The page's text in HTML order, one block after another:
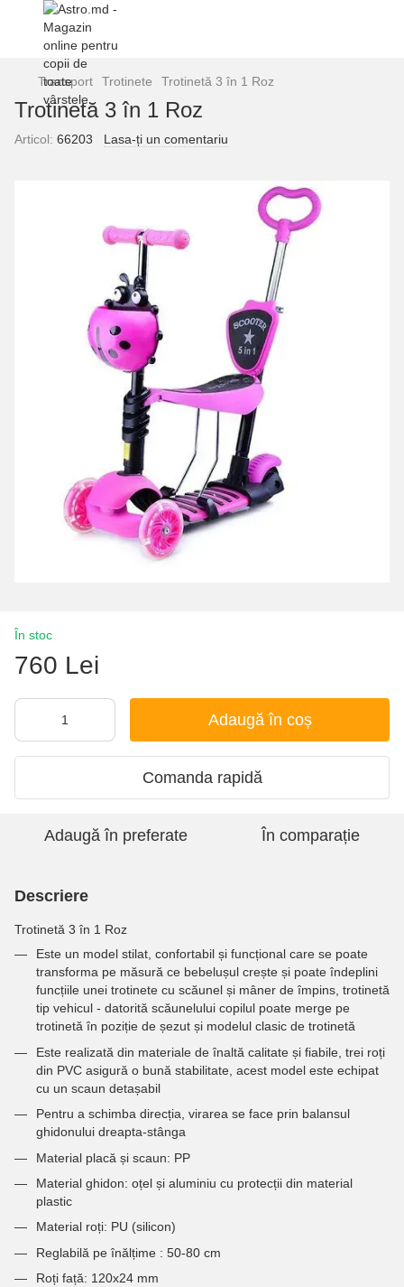
Transport Trotinete Trotinetă 3 în 1 Roz
Trotinetă 3 în 1 Roz
Articol: 66203 Lasa-ți un comentariu
În stoc
760 Lei
Adaugă în coș
Comanda rapidă
Adaugă în preferate În comparație
Descriere
Trotinetă 3 în 1 Roz
Este un model stilat, confortabil și funcțional care se poate
transforma pe măsură ce bebelușul crește și poate îndeplini
funcțiile unei trotinete cu scăunel și mâner de împins, trotinetă
tip vehicul - datorită scăunelului copilul poate merge pe
trotinetă în poziție de șezut și modelul clasic de trotinetă
Este realizată din materiale de înaltă calitate și fiabile, trei roți
din PVC asigură o bună stabilitate, acest model este echipat
cu un scaun detașabil
Pentru a schimba direcția, virarea se face prin balansul
ghidonului dreapta-stânga
Material placă și scaun: PP
Material ghidon: oțel și aluminiu cu protecții din material
plastic
Material roți: PU (silicon)
Reglabilă pe înălțime : 50-80 cm
Roți față: 120x24 mm